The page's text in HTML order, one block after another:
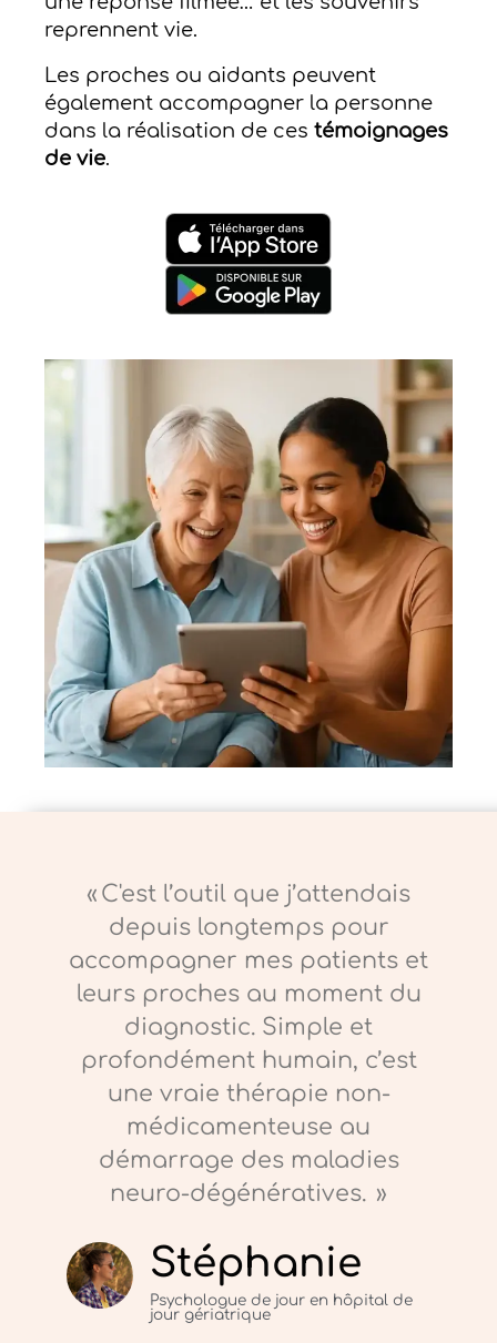
reprennent vie.
Les proches ou aidants peuvent
également accompagner la personne
dans la réalisation de ces témoignages
de vie.
« C'est l’outil que j’attendais
depuis longtemps pour
accompagner mes patients et
leurs proches au moment du
diagnostic. Simple et
profondément humain, c’est
une vraie thérapie non-
médicamenteuse au
démarrage des maladies
neuro-dégénératives. »
Stéphanie
Psychologue de jour en hôpital de
jour gériatrique